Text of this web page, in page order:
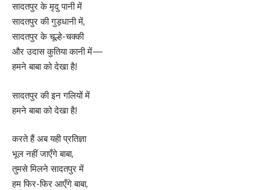
सादतपुर के मृदु पानी में
सादतपुर की गुड़धानी में,
सादतपुर के चूल्हे-चक्की
और उदास कुतिया कानी में—
हमने बाबा को देखा है!
सादतपुर की इन गलियों में
हमने बाबा को देखा है!
करते हैं अब यही प्रतिज्ञा
भूल नहीं जाएँगे बाबा,
तुमसे मिलने सादतपुर में
हम फिर-फिर आएँगे बाबा,